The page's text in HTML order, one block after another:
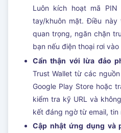
Luôn kích hoạt mã
tay/khuôn mặt. Điều
quan trọng, ngăn chặn
bạn nếu điện thoại rơi
Cẩn thận với lừa đảo
Trust Wallet từ các
Google Play Store hoặc
kiểm tra kỹ URL và
kết đáng ngờ từ email, tin
Cập nhật ứng dụng và